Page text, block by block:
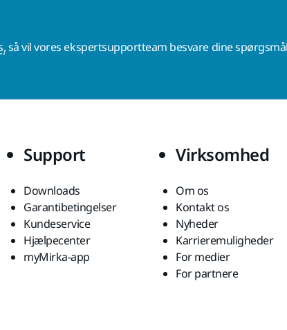
så vil vores ekspertsupportteam besvare dine
Support
Downloads
Garantibetingelser
Kundeservice
Hjælpecenter
myMirka-app
Virksomhed
Om os
Kontakt os
Nyheder
Karrieremuligheder
For medier
For partnere